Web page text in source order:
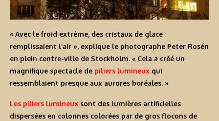
« Avec le froid extrême, des cristaux de glace
remplissaient l’air », explique le photographe Peter Rosén
en plein centre-ville de Stockholm. « Cela a créé un
magnifique spectacle de piliers lumineux qui
ressemblaient presque aux aurores boréales. »
Les piliers lumineux sont des lumières artificielles
dispersées en colonnes colorées par de gros flocons de